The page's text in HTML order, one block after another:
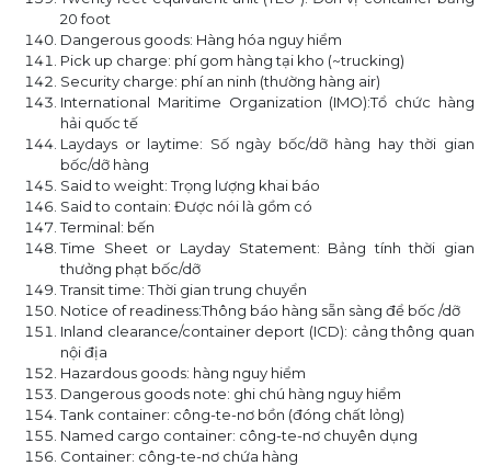
20 foot
Dangerous goods: Hàng hóa nguy hiểm
Pick up charge: phí gom hàng tại kho (~trucking)
Security charge: phí an ninh (thường hàng air)
International Maritime Organization (IMO):Tổ chức hàng
hải quốc tế
Laydays or laytime: Số ngày bốc/dỡ hàng hay thời gian
bốc/dỡ hàng
Said to weight: Trọng lượng khai báo
Said to contain: Được nói là gồm có
Terminal: bến
Time Sheet or Layday Statement: Bảng tính thời gian
thưởng phạt bốc/dỡ
Transit time: Thời gian trung chuyển
Notice of readiness:Thông báo hàng sẵn sàng để bốc /dỡ
Inland clearance/container deport (ICD): cảng thông quan
nội địa
Hazardous goods: hàng nguy hiểm
Dangerous goods note: ghi chú hàng nguy hiểm
Tank container: công-te-nơ bồn (đóng chất lỏng)
Named cargo container: công-te-nơ chuyên dụng
Container: công-te-nơ chứa hàng